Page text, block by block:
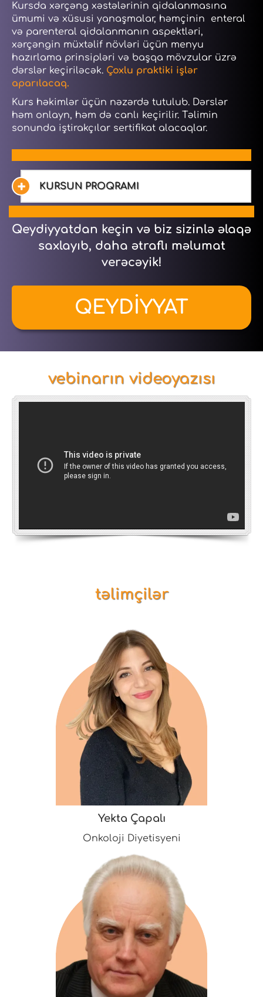
Kursda xərçəng xəstələrinin qidalanmasına
ümumi və xüsusi yanaşmalar, həmçinin enteral
və parenteral qidalanmanın aspektləri,
xərçəngin müxtəlif növləri üçün menyu
hazırlama prinsipləri və başqa mövzular üzrə
dərslər keçiriləcək. Çoxlu praktiki işlər
aparılacaq.
Kurs həkimlər üçün nəzərdə tutulub. Dərslər
həm onlayn, həm də canlı keçirilir. Təlimin
sonunda iştirakçılar sertifikat alacaqlar.
KURSUN PROQRAMI
Qeydiyyatdan keçin və biz sizinlə əlaqə
saxlayıb, daha ətraflı məlumat
verəсəyik!
QEYDİYYAT
vebinarın videoyazısı
təlimçilər
Yekta Çapalı
Onkoloji Diyetisyeni